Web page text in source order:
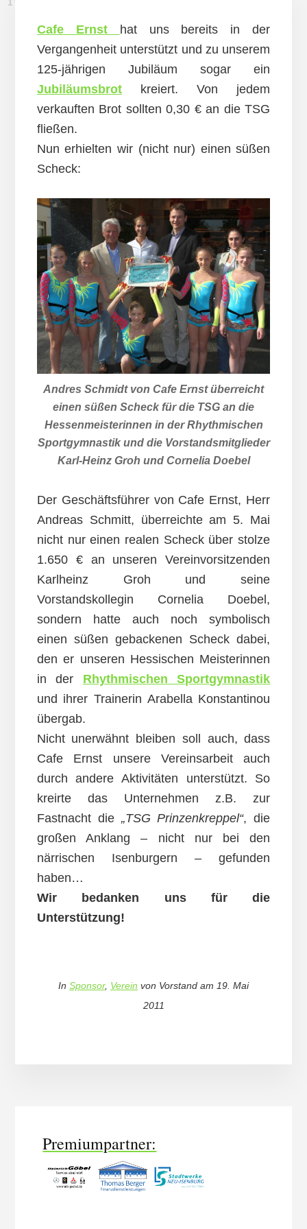
19. MAI 2011
Cafe Ernst
hat uns bereits in der
Vergangenheit unterstützt und zu unserem
125-jährigen Jubiläum sogar ein
Jubiläumsbrotkreiert. Von jedem
verkauften Brot sollten 0,30 € an die TSG
fließen.
Nun erhielten wir (nicht nur) einen süßen
Scheck:
Andres Schmidt von Cafe Ernst überreicht
einen süßen Scheck für die TSG an die
Hessenmeisterinnen in der Rhythmischen
Sportgymnastik und die Vorstandsmitglieder
Karl-Heinz Groh und Cornelia Doebel
Der Geschäftsführer von Cafe Ernst, Herr
Andreas Schmitt, überreichte am 5. Mai
nicht nur einen realen Scheck über stolze
1.650 € an unseren Vereinvorsitzenden
Karlheinz Groh und seine
Vorstandskollegin Cornelia Doebel,
sondern hatte auch noch symbolisch
einen süßen gebackenen Scheck dabei,
den er unseren Hessischen Meisterinnen
in der Rhythmischen Sportgymnastik
und ihrer Trainerin Arabella Konstantinou
übergab.
Nicht unerwähnt bleiben soll auch, dass
Cafe Ernst unsere Vereinsarbeit auch
durch andere Aktivitäten unterstützt. So
kreirte das Unternehmen z.B. zur
Fastnacht die „TSG Prinzenkreppel“, die
großen Anklang – nicht nur bei den
närrischen Isenburgern – gefunden
haben…
Wir bedanken uns für die
Unterstützung!
In Sponsor, Verein von Vorstand am 19. Mai
2011
Premiumpartner: